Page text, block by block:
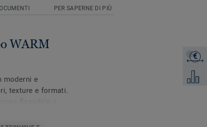
€
Ottieni
PER SAPERNE DI PIÙ
WARM
moderni e
texture e formati.
differenziate.
consente un